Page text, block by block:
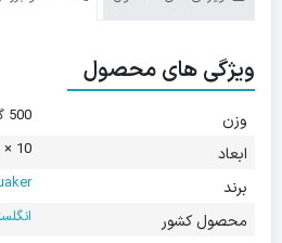
ویژگی های محصول
وزن 500 گرم
ابعاد 10 × 10 × 11.5 سانتیمتر
برند
محصول کشور